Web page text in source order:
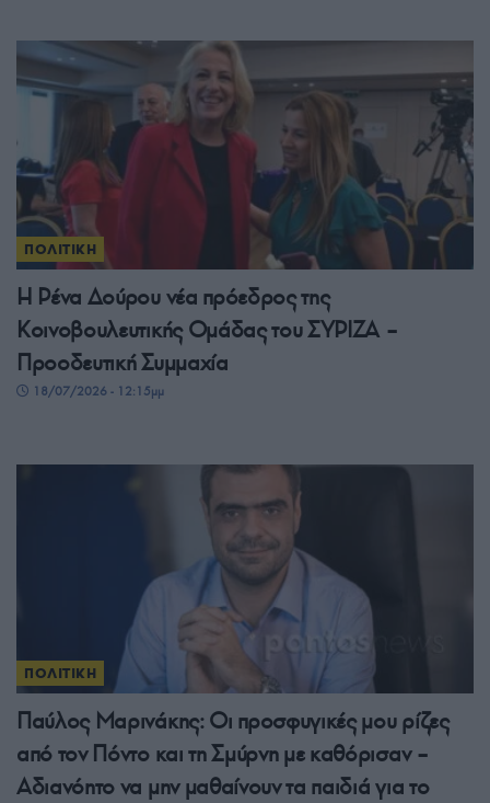
ΠΟΛΙΤΙΚΗ
Η Ρένα Δούρου νέα πρόεδρος της
Κοινοβουλευτικής Ομάδας του ΣΥΡΙΖΑ –
Προοδευτική Συμμαχία
18/07/2026 - 12:15μμ
ΠΟΛΙΤΙΚΗ
Παύλος Μαρινάκης: Οι προσφυγικές μου ρίζες
από τον Πόντο και τη Σμύρνη με καθόρισαν –
Αδιανόητο να μην μαθαίνουν τα παιδιά για το